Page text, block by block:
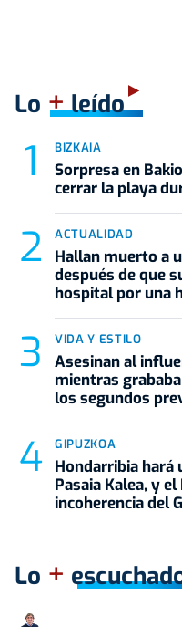
Lo +leído
BIZKAIA
Sorpresa en
cerrar la playa
ACTUALIDAD
Hallan muerto a
después de que
hospital por una
VIDA Y ESTILO
Asesinan al
mientras
los segundos
GIPUZKOA
Hondarribia hará
Pasaia Kalea, y
incoherencia del
Lo +